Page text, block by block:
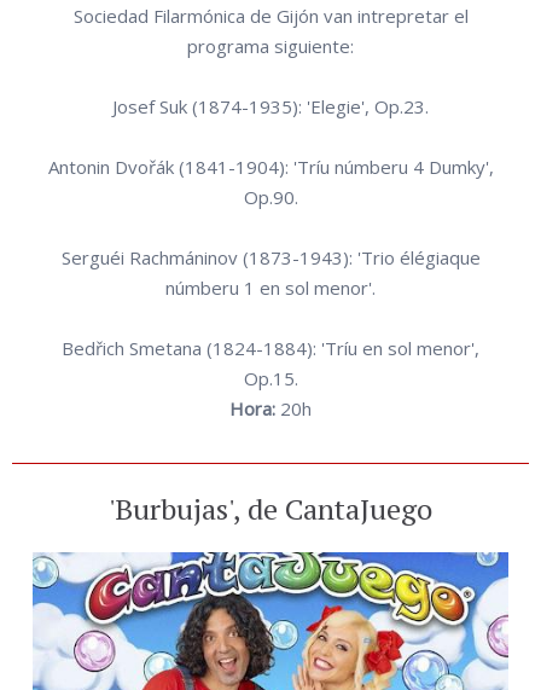
Sociedad Filarmónica de Gijón van intrepretar el
programa siguiente:
Josef Suk (1874-1935): 'Elegie', Op.23.
Antonin Dvořák (1841-1904): 'Tríu númberu 4 Dumky',
Op.90.
Serguéi Rachmáninov (1873-1943): 'Trio élégiaque
númberu 1 en sol menor'.
Bedřich Smetana (1824-1884): 'Tríu en sol menor',
Op.15.
Hora: 20h
'Burbujas', de CantaJuego